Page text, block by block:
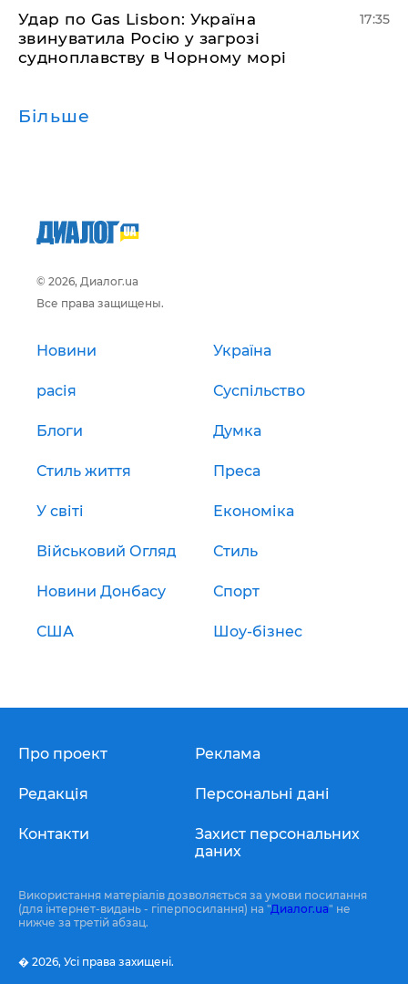
​Удар по Gas Lisbon: Україна
звинуватила Росію у загрозі
судноплавству в Чорному морі
17:35
Більше
© 2026, Диалог.ua
Все права защищены.
Новини Україна
расія Суспільство
Блоги Думка
Стиль життя Преса
У світі Економіка
Військовий Огляд Стиль
Новини Донбасу Спорт
США Шоу-бізнес
Про проект
Редакція
Контакти
Реклама
Персональні дані
Захист персональних
даних
Використання матеріалів дозволяється за умови посилання
(для інтернет-видань - гіперпосилання) на "Диалог.ua" не
нижче за третій абзац.
� 2026, Усі права захищені.